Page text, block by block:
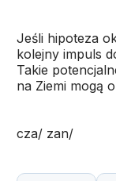
Jeśli hipoteza
kolejny impuls
Takie
na Ziemi mogą
cza/ zan/